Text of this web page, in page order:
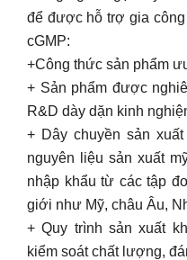
để được hỗ trợ gia
cGMP:
+Công thức sản phẩm
+ Sản phẩm được
R&D dày dặn kinh
+ Dây chuyền sản
nguyên liệu sản xuất
nhập khẩu từ các tập
giới như Mỹ, châu Âu,
+ Quy trình sản xuất
kiểm soát chất lượng,